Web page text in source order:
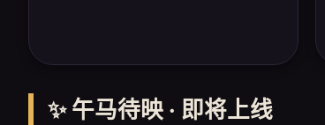
✨ 午马待映 · 即将上线